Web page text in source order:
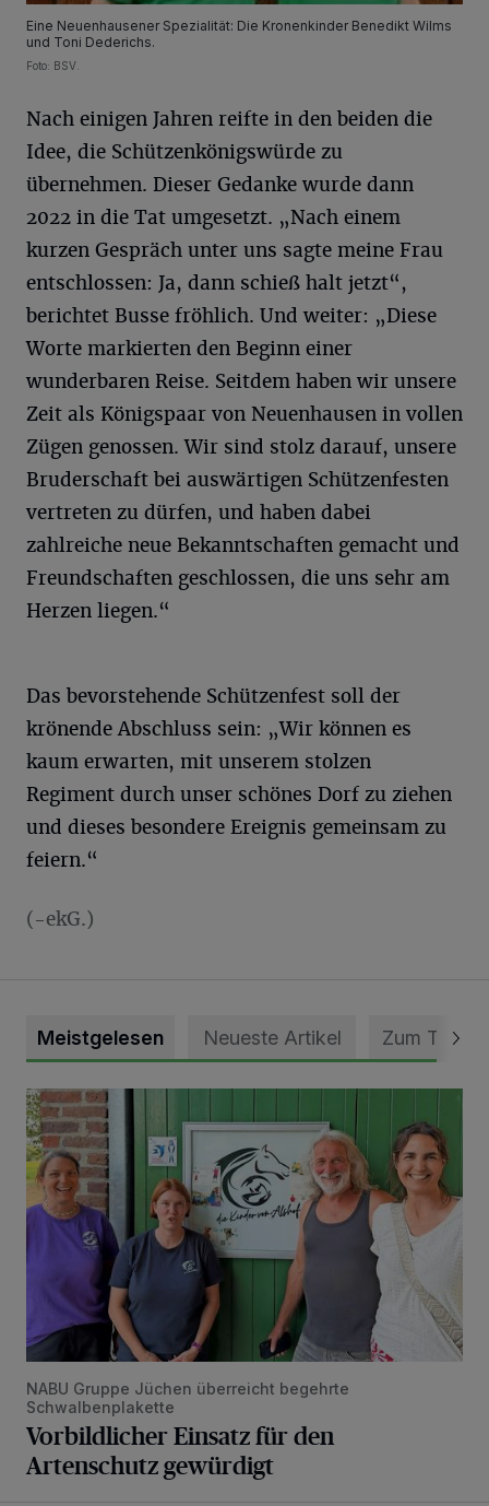
Eine Neuenhausener Spezialität: Die Kronenkinder Benedikt Wilms
und Toni Dederichs.
Foto: BSV.
Nach einigen Jahren reifte in den beiden die
Idee, die Schützenkönigswürde zu
übernehmen. Dieser Gedanke wurde dann
2022 in die Tat umgesetzt. „Nach einem
kurzen Gespräch unter uns sagte meine Frau
entschlossen: Ja, dann schieß halt jetzt“,
berichtet Busse fröhlich. Und weiter: „Diese
Worte markierten den Beginn einer
wunderbaren Reise. Seitdem haben wir unsere
Zeit als Königspaar von Neuenhausen in vollen
Zügen genossen. Wir sind stolz darauf, unsere
Bruderschaft bei auswärtigen Schützenfesten
vertreten zu dürfen, und haben dabei
zahlreiche neue Bekanntschaften gemacht und
Freundschaften geschlossen, die uns sehr am
Herzen liegen.“
Das bevorstehende Schützenfest soll der
krönende Abschluss sein: „Wir können es
kaum erwarten, mit unserem stolzen
Regiment durch unser schönes Dorf zu ziehen
und dieses besondere Ereignis gemeinsam zu
feiern.“
(-ekG.)
Meistgelesen Neueste Artikel Zum Thema
Vorbildlicher Einsatz für den Artenschutz gewürdigt
NABU Gruppe Jüchen überreicht begehrte
Schwalbenplakette
Vorbildlicher Einsatz für den
Artenschutz gewürdigt